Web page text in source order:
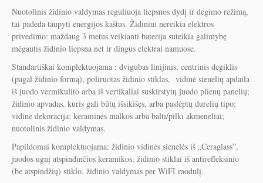
Nuotolinis židinio valdymas reguliuoja liepsnos dydį ir degimo režimą,
tai padeda taupyti energijos kaštus. Židiniui nereikia elektros
privedimo: maždaug 3 metus veikianti baterija suteikia galimybę
mėgautis židinio liepsna net ir dingus elektrai namuose.
Standartiškai komplektuojama : dvigubas linijinis, centrinis degiklis
(pagal židinio formą), poliruotas židinio stiklas, vidinė sienelių apdaila
iš juodo vermikulito arba iš vertikaliai suskirstytų juodo plienų panelių;
židinio apvadas, kuris gali būtų išsikišęs, arba paslėptų durelių tipo;
vidinė dekoracija: keraminės malkos arba balti/pilki akmenėliai;
nuotolinis židinio valdymas.
Papildomai komplektuojama: židinio vidinės sienelės iš „Ceraglass”,
juodos ugnį atspindinčios keramikos, židinio stiklai iš antirefleksinio
(be atspindžių) stiklo, židinio valdymas per WiFI modulį.